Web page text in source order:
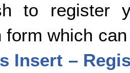
to register
form which
Insert –